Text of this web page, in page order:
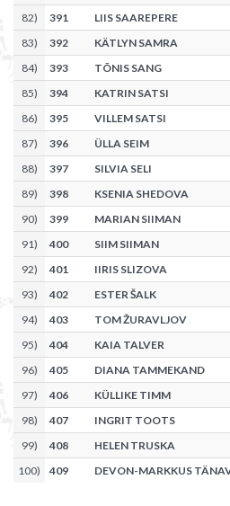
82) 391 LIIS SAAREPERE
83) 392 KÄTLYN SAMRA
84) 393 TÕNIS SANG
85) 394 KATRIN SATSI
86) 395 VILLEM SATSI
87) 396 ÜLLA SEIM
88) 397 SILVIA SELI
89) 398 KSENIA SHEDOVA
90) 399 MARIAN SIIMAN
91) 400 SIIM SIIMAN
92) 401 IIRIS SLIZOVA
93) 402 ESTER ŠALK
94) 403 TOM ŽURAVLJOV
95) 404 KAIA TALVER
96) 405 DIANA TAMMEKAND
97) 406 KÜLLIKE TIMM
98) 407 INGRIT TOOTS
99) 408 HELEN TRUSKA
100) 409 DEVON-MARKKUS